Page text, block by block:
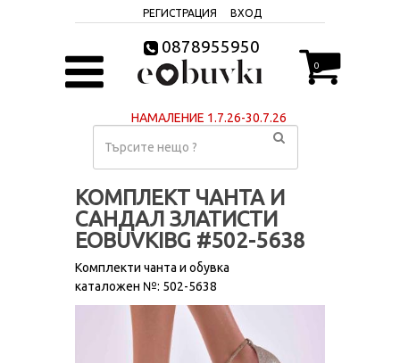
РЕГИСТРАЦИЯ ВХОД
0878955950
0
НАМАЛЕНИЕ 1.7.26-30.7.26
КОМПЛЕКТ ЧАНТА И
САНДАЛ ЗЛАТИСТИ
EOBUVKIBG #502-5638
Комплекти чанта и обувка
каталожен №: 502-5638